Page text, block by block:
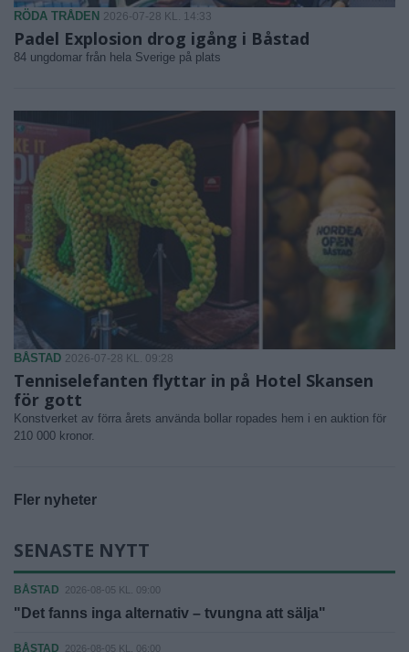
RÖDA TRÅDEN 2026-07-28 KL. 14:33
Padel Explosion drog igång i Båstad
84 ungdomar från hela Sverige på plats
BÅSTAD 2026-07-28 KL. 09:28
Tenniselefanten flyttar in på Hotel Skansen
för gott
Konstverket av förra årets använda bollar ropades hem i en auktion för
210 000 kronor.
Fler nyheter
SENASTE NYTT
BÅSTAD 2026-08-05 KL. 09:00
"Det fanns inga alternativ – tvungna att sälja"
BÅSTAD 2026-08-05 KL. 06:00